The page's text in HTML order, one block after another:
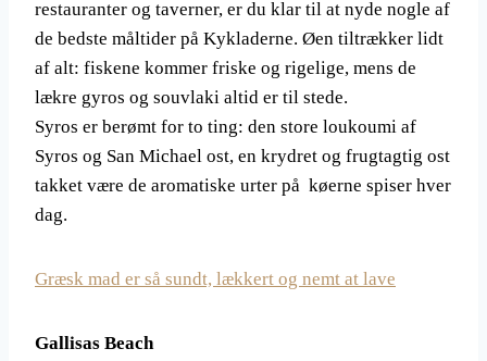
restauranter og taverner, er du klar til at nyde nogle af
de bedste måltider på Kykladerne. Øen tiltrækker lidt
af alt: fiskene kommer friske og rigelige, mens de
lækre gyros og souvlaki altid er til stede.
Syros er berømt for to ting: den store loukoumi af
Syros og San Michael ost, en krydret og frugtagtig ost
takket være de aromatiske urter på køerne spiser hver
dag.
Græsk mad er så sundt, lækkert og nemt at lave
Gallisas Beach